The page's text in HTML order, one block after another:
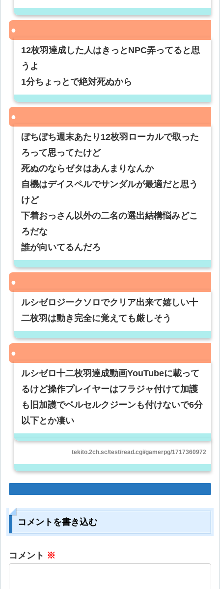
12枚羽達成した人はきっとNPC弄ってると思
うよ
1分ちょっとで絶対死ぬから
ぼちぼち週末あたり12枚羽ローカルで取った
ろって思ってたけど
死ぬのならゼタはあんまりなんか
自機はデイスペルでサンダルが最適だと思う
けど
下着おっさん以外の二名の選出結構悩みどこ
ろだな
誰が向いてるんだろ
ルシゼロジークソロでクリア出来て嬉しい十
二枚羽は動き完全に覚えても厳しそう
ルシゼロ十二枚羽達成動画YouTubeに載って
るけど操作プレイヤーはフラジャ付けて加護
も旧加護でベルセルクジーンも付けないで6分
以下とか凄い
tekito.2ch.sc/test/read.cgi/gamerpg/1717360972
コメントを書き込む
コメント ※